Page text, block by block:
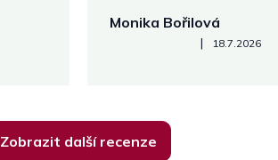
Monika Bořilová
Hodnocení obchodu je 5 z
| 18.7.2026
Zobrazit další recenze